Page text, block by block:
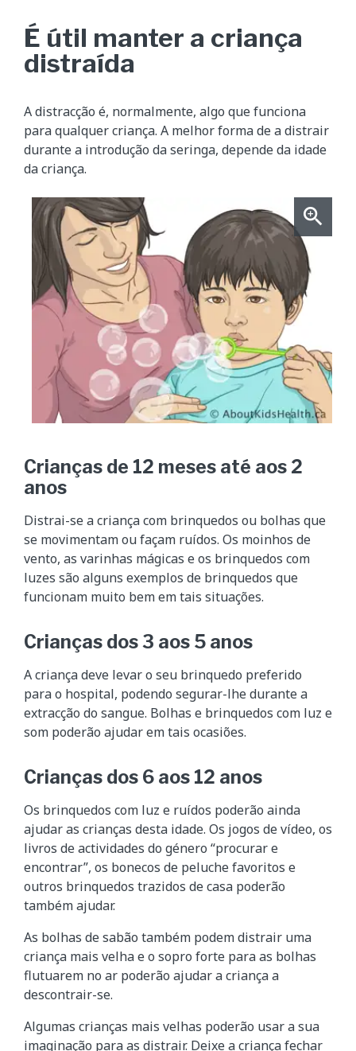
É útil manter a criança
distraída
A distracção é, normalmente, algo que funciona
para qualquer criança. A melhor forma de a distrair
durante a introdução da seringa, depende da idade
da criança.
Crianças de 12 meses até aos 2
anos
Distrai-se a criança com brinquedos ou bolhas que
se movimentam ou façam ruídos. Os moinhos de
vento, as varinhas mágicas e os brinquedos com
luzes são alguns exemplos de brinquedos que
funcionam muito bem em tais situações.
Crianças dos 3 aos 5 anos
A criança deve levar o seu brinquedo preferido
para o hospital, podendo segurar-lhe durante a
extracção do sangue. Bolhas e brinquedos com luz e
som poderão ajudar em tais ocasiões.
Crianças dos 6 aos 12 anos
Os brinquedos com luz e ruídos poderão ainda
ajudar as crianças desta idade. Os jogos de vídeo, os
livros de actividades do género “procurar e
encontrar”, os bonecos de peluche favoritos e
outros brinquedos trazidos de casa poderão
também ajudar.
As bolhas de sabão também podem distrair uma
criança mais velha e o sopro forte para as bolhas
flutuarem no ar poderão ajudar a criança a
descontrair-se.
Algumas crianças mais velhas poderão usar a sua
imaginação para as distrair. Deixe a criança fechar